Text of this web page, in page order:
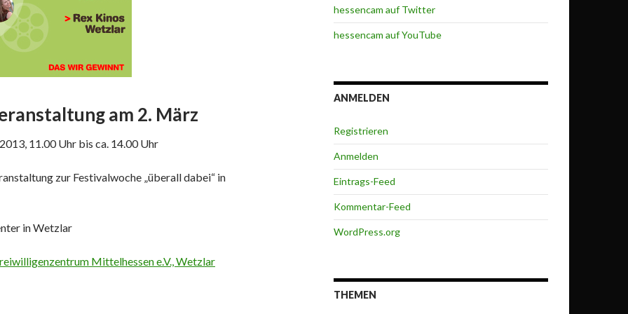
am 2. März
11.00 Uhr bis ca. 14.00 Uhr
zur Festivalwoche „überall dabei“ in
in Wetzlar
Mittelhessen e.V., Wetzlar
zum Filmfestival in Wetzlar
hessencam auf Twitter
hessencam auf YouTube
ANMELDEN
Registrieren
Anmelden
Eintrags-Feed
Kommentar-Feed
WordPress.org
THEMEN